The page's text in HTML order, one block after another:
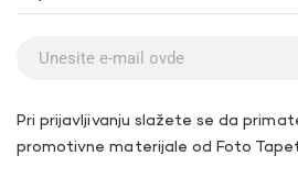
Pri prijavljivanju slažete se da
promotivne materijale od Foto